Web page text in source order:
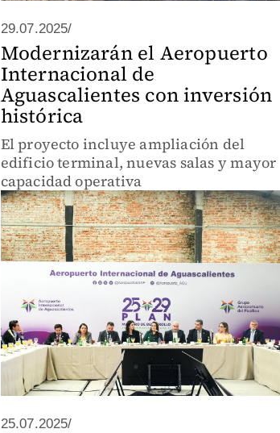
29.07.2025/
Modernizarán el Aeropuerto
Internacional de
Aguascalientes con inversión
histórica
El proyecto incluye ampliación del
edificio terminal, nuevas salas y mayor
capacidad operativa
25.07.2025/